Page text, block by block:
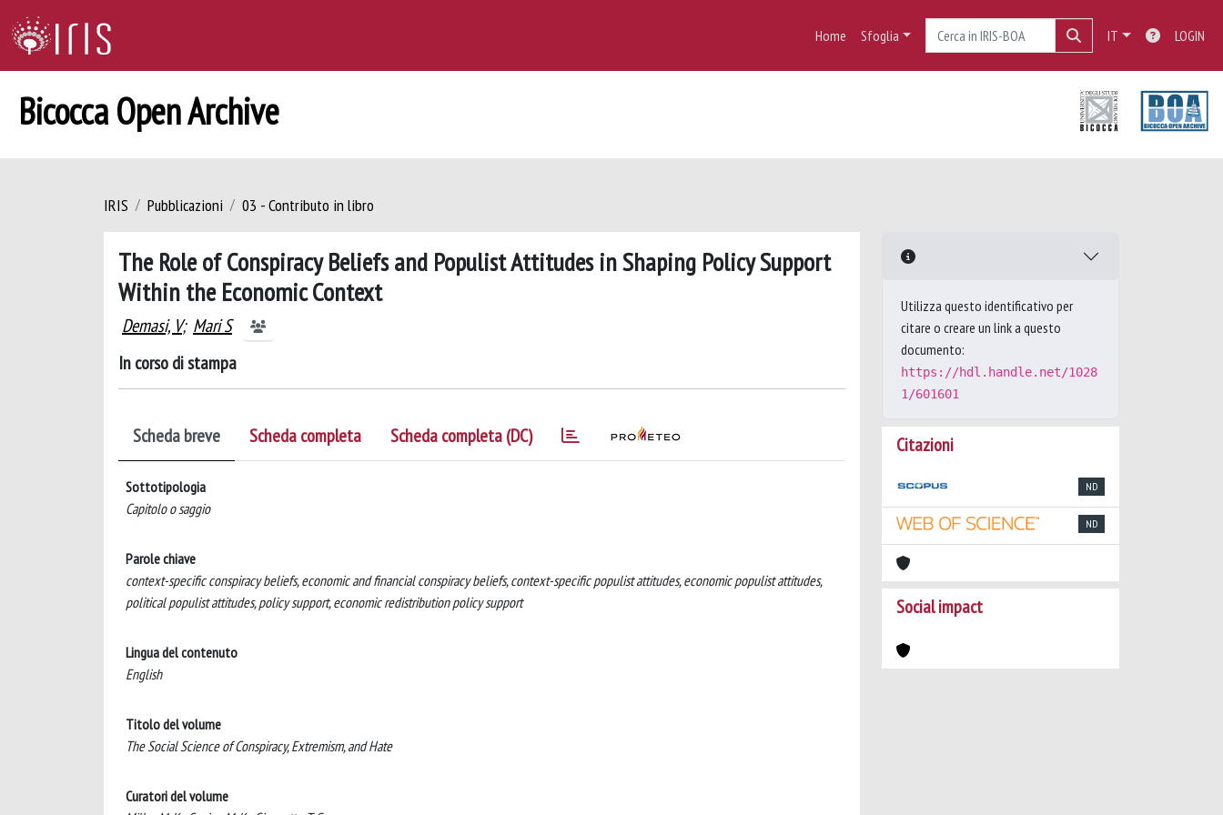
Home Sfoglia IT LOGIN
Bicocca Open Archive
IRIS Pubblicazioni 03 - Contributo in libro
The Role of Conspiracy Beliefs and Populist Attitudes in Shaping Policy Support
Within the Economic Context
Demasi, V; Mari S
In corso di stampa
Scheda breve Scheda completa Scheda completa (DC)
Sottotipologia
Capitolo o saggio
Parole chiave
context-specific conspiracy beliefs, economic and financial conspiracy beliefs, context-specific populist attitudes, economic populist attitudes,
political populist attitudes, policy support, economic redistribution policy support
Lingua del contenuto
English
Titolo del volume
The Social Science of Conspiracy, Extremism, and Hate
Curatori del volume
Utilizza questo identificativo per
citare o creare un link a questo
documento:
https://hdl.handle.net/1028
1/601601
Citazioni
ND
ND
Social impact